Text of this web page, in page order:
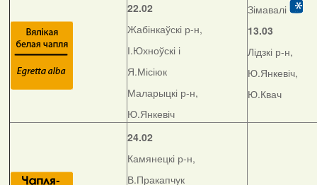
22.02
Жабінкаўскі р-н,
І.Юхноўскі і
Я.Місіюк
Маларыцкі р-н,
Ю.Янкевіч
Зімавалі
13.03
Лідзкі р-н,
Ю.Янкевіч,
Ю.Квач
24.02
Камянецкі р-н,
В.Пракапчук